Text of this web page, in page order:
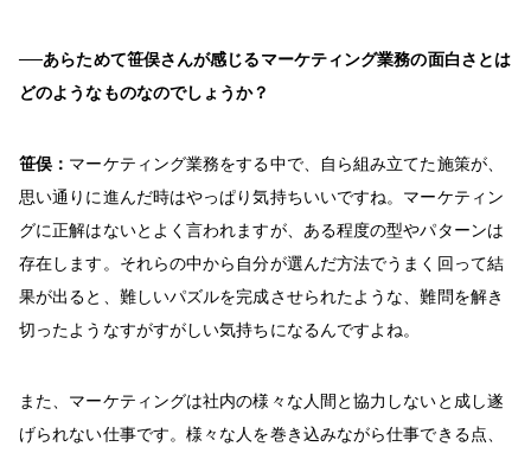
──あらためて笹俣さんが感じるマーケティング業務の面白さとは
どのようなものなのでしょうか？
笹俣： マーケティング業務をする中で、自ら組み立てた施策が、
思い通りに進んだ時はやっぱり気持ちいいですね。マーケティン
グに正解はないとよく言われますが、ある程度の型やパターンは
存在します。それらの中から自分が選んだ方法でうまく回って結
果が出ると、難しいパズルを完成させられたような、難問を解き
切ったようなすがすがしい気持ちになるんですよね。
また、マーケティングは社内の様々な人間と協力しないと成し遂
げられない仕事です。様々な人を巻き込みながら仕事できる点、